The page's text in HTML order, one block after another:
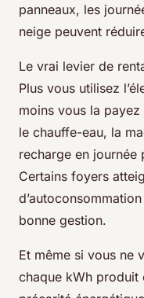
panneaux, les
neige peuvent
Le vrai levier de
Plus vous utilisez
moins vous la
le chauffe-eau, la
recharge en journée
Certains foyers
bonne gestion.
Et même si vous ne
chaque kWh produit